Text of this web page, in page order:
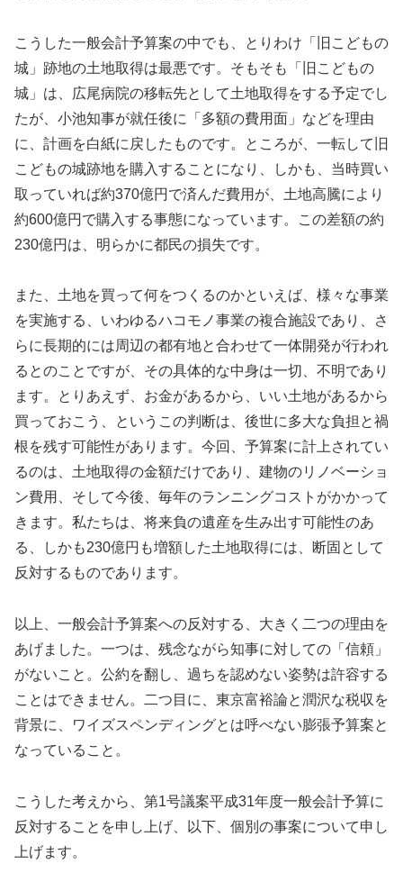
こうした一般会計予算案の中でも、とりわけ「旧こどもの
城」跡地の土地取得は最悪です。そもそも「旧こどもの
城」は、広尾病院の移転先として土地取得をする予定でし
たが、小池知事が就任後に「多額の費用面」などを理由
に、計画を白紙に戻したものです。ところが、一転して旧
こどもの城跡地を購入することになり、しかも、当時買い
取っていれば約370億円で済んだ費用が、土地高騰により
約600億円で購入する事態になっています。この差額の約
230億円は、明らかに都民の損失です。
また、土地を買って何をつくるのかといえば、様々な事業
を実施する、いわゆるハコモノ事業の複合施設であり、さ
らに長期的には周辺の都有地と合わせて一体開発が行われ
るとのことですが、その具体的な中身は一切、不明であり
ます。とりあえず、お金があるから、いい土地があるから
買っておこう、というこの判断は、後世に多大な負担と禍
根を残す可能性があります。今回、予算案に計上されてい
るのは、土地取得の金額だけであり、建物のリノベーショ
ン費用、そして今後、毎年のランニングコストがかかって
きます。私たちは、将来負の遺産を生み出す可能性のあ
る、しかも230億円も増額した土地取得には、断固として
反対するものであります。
以上、一般会計予算案への反対する、大きく二つの理由を
あげました。一つは、残念ながら知事に対しての「信頼」
がないこと。公約を翻し、過ちを認めない姿勢は許容する
ことはできません。二つ目に、東京富裕論と潤沢な税収を
背景に、ワイズスペンディングとは呼べない膨張予算案と
なっていること。
こうした考えから、第1号議案平成31年度一般会計予算に
反対することを申し上げ、以下、個別の事案について申し
上げます。